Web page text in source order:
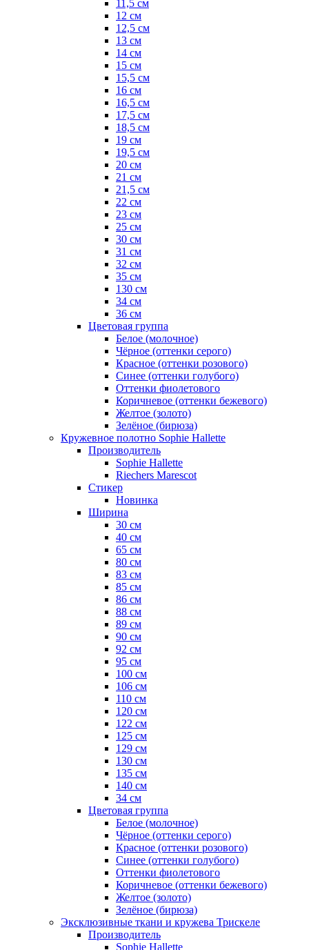
11,5 см
12 см
12,5 см
13 см
14 см
15 см
15,5 см
16 см
16,5 см
17,5 см
18,5 см
19 см
19,5 см
20 см
21 см
21,5 см
22 см
23 см
25 см
30 см
31 см
32 см
35 см
130 см
34 см
36 см
Цветовая группа
Белое (молочное)
Чёрное (оттенки серого)
Красное (оттенки розового)
Синее (оттенки голубого)
Оттенки фиолетового
Коричневое (оттенки бежевого)
Желтое (золото)
Зелёное (бирюза)
Кружевное полотно Sophie Hallette
Производитель
Sophie Hallette
Riechers Marescot
Стикер
Новинка
Ширина
30 см
40 см
65 см
80 см
83 см
85 см
86 см
88 см
89 см
90 см
92 см
95 см
100 см
106 см
110 см
120 см
122 см
125 см
129 см
130 см
135 см
140 см
34 см
Цветовая группа
Белое (молочное)
Чёрное (оттенки серого)
Красное (оттенки розового)
Синее (оттенки голубого)
Оттенки фиолетового
Коричневое (оттенки бежевого)
Желтое (золото)
Зелёное (бирюза)
Эксклюзивные ткани и кружева Трискеле
Производитель
Sophie Hallette